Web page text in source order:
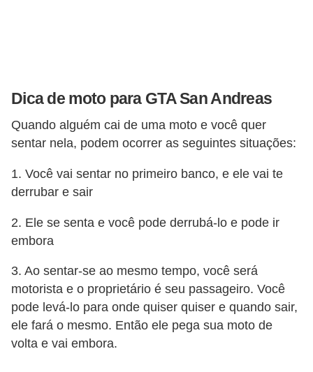
Dica de moto para GTA San Andreas
Quando alguém cai de uma moto e você quer
sentar nela, podem ocorrer as seguintes situações:
1. Você vai sentar no primeiro banco, e ele vai te
derrubar e sair
2. Ele se senta e você pode derrubá-lo e pode ir
embora
3. Ao sentar-se ao mesmo tempo, você será
motorista e o proprietário é seu passageiro. Você
pode levá-lo para onde quiser quiser e quando sair,
ele fará o mesmo. Então ele pega sua moto de
volta e vai embora.
d
e
o
e
V